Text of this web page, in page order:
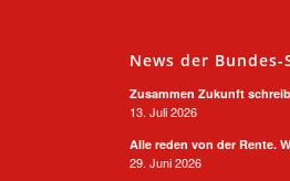
News der Bundes-
Zusammen Zukunft
13. Juli 2026
Alle reden von der Rente.
29. Juni 2026